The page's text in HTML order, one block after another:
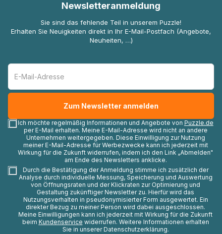
Newsletteranmeldung
Sie sind das fehlende Teil in unserem Puzzle!
Erhalten Sie Neuigkeiten direkt in Ihr E-Mail-Postfach (Angebote,
Neuheiten, …)
Ich möchte regelmäßig Informationen und Angebote von Puzzle.de
per E-Mail erhalten. Meine E-Mail-Adresse wird nicht an andere
Unternehmen weitergegeben. Diese Einwilligung zur Nutzung
meiner E-Mail-Adresse für Werbezwecke kann ich jederzeit mit
Wirkung für die Zukunft widerrufen, indem ich den Link „Abmelden"
am Ende des Newsletters anklicke.
Durch die Bestätigung der Anmeldung stimme ich zusätzlich der
Analyse durch individuelle Messung, Speicherung und Auswertung
von Öffnungsraten und der Klickraten zur Optimierung und
Gestaltung zukünftiger Newsletter zu. Hierfür wird das
Nutzungsverhalten in pseudonymisierter Form ausgewertet. Ein
direkter Bezug zu meiner Person wird dabei ausgeschlossen.
Meine Einwilligungen kann ich jederzeit mit Wirkung für die Zukunft
beim Kundenservice widerrufen. Weitere Informationen erhalten
Sie in unserer Datenschutzerklärung.